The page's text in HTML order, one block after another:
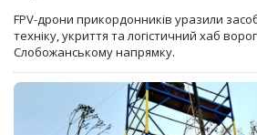
FPV-дрони прикордонників уразили
техніку, укриття та логістичний хаб
Слобожанському напрямку.